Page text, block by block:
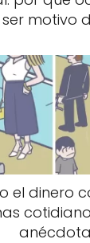
motivo
el dinero